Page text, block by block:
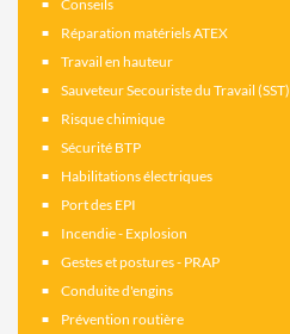
Conseils
Réparation matériels ATEX
Travail en hauteur
Sauveteur Secouriste du Travail (SST)
Risque chimique
Sécurité BTP
Habilitations électriques
Port des EPI
Incendie - Explosion
Gestes et postures - PRAP
Conduite d'engins
Prévention routière